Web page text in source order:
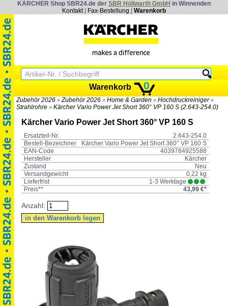
KÄRCHER Shop SBR24.de der SBR Höllwarth GmbH in Winnenden
Kontakt| Fax-Bestellung Warenkorb
Warenkorb 0
Zubehör 2026 » Zubehör 2026 » Home & Garden » Hochdruckreiniger»
Strahlrohre » Kärcher Vario Power Jet Short 360° VP 160 S (2.643-254.0)
Kärcher Vario Power Jet Short 360° VP 160 S
Ersatzteil-Nr.
2.643-254.0
Bestell-Bezeichner
Kärcher Vario Power Jet Short 360° VP 160 S
EAN-Code
4039784925588
Hersteller
Kärcher
Zustand
Neu
Versandgewicht
0,22 kg
Lieferfrist
1-3 Werktage
Preis**
43,99 €*
Anzahl: